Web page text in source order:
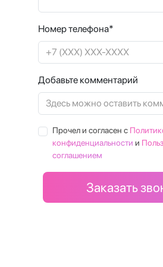
Номер телефона*
Добавьте комментарий
Прочел и согласен с
конфиденциальности и
соглашением
Заказать